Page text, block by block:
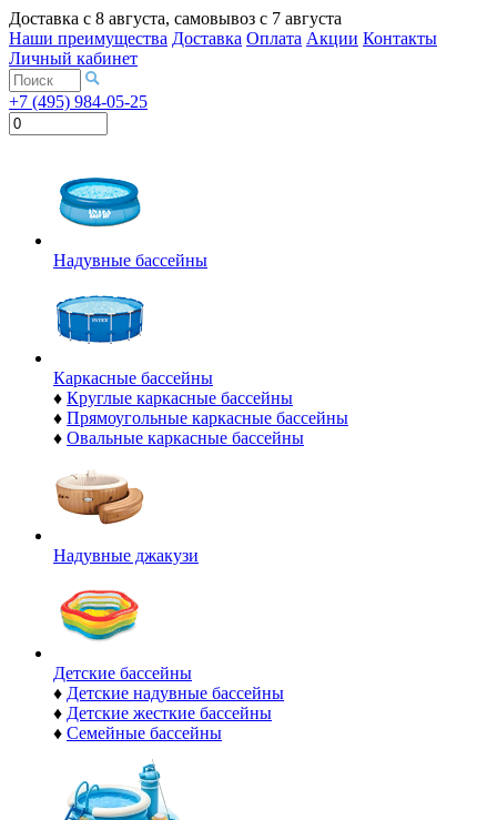
Доставка с 8 августа, самовывоз с 7 августа
Наши преимущества Доставка Оплата Акции Контакты
Личный кабинет
+7 (495) 984-05-25
Надувные бассейны
Каркасные бассейны
♦ Круглые каркасные бассейны
♦ Прямоугольные каркасные бассейны
♦ Овальные каркасные бассейны
Надувные джакузи
Детские бассейны
♦ Детские надувные бассейны
♦ Детские жесткие бассейны
♦ Семейные бассейны